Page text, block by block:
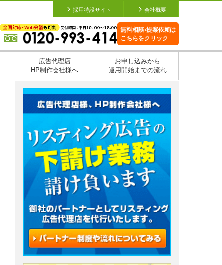
採用特設サイト 会社概要
無料相談•提案依頼は
こちらをクリック
広告代理店
HP制作会社様へ
お申し込みから
運用開始までの流れ